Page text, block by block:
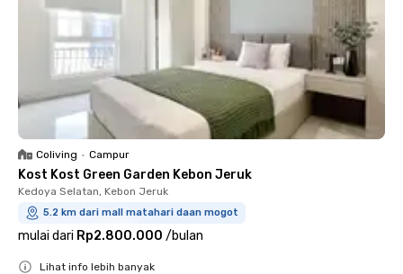
Coliving • Campur
Kost Kost Green Garden Kebon Jeruk
Kedoya Selatan, Kebon Jeruk
5.2 km dari mall matahari daan mogot
mulai dari Rp2.800.000 /bulan
Lihat info lebih banyak